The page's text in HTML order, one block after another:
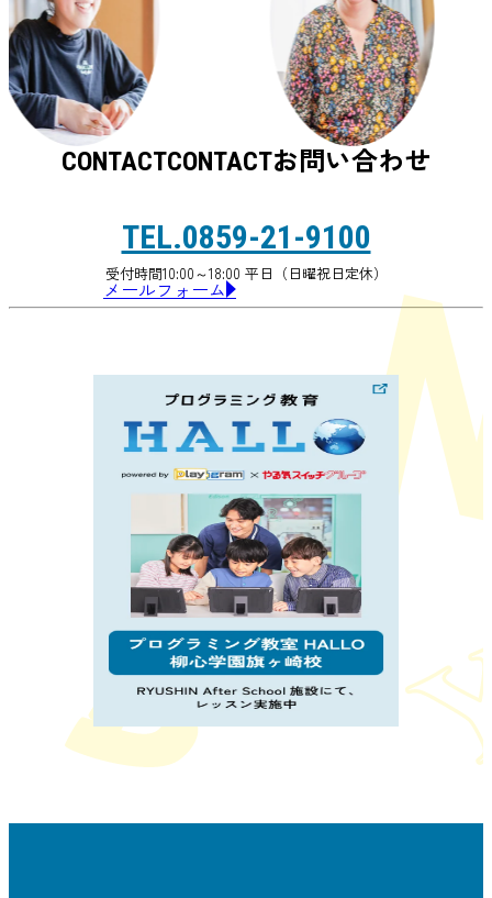
CONTACTCONTACTお問い合わせ
TEL.0859-21-9100
受付時間10:00～18:00 平日（日曜祝日定休）
メールフォーム